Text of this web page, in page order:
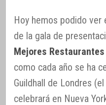
Hoy hemos podido ver
de la gala de
Mejores
como cada año se ha
Guildhall de Londres
celebrará en Nueva